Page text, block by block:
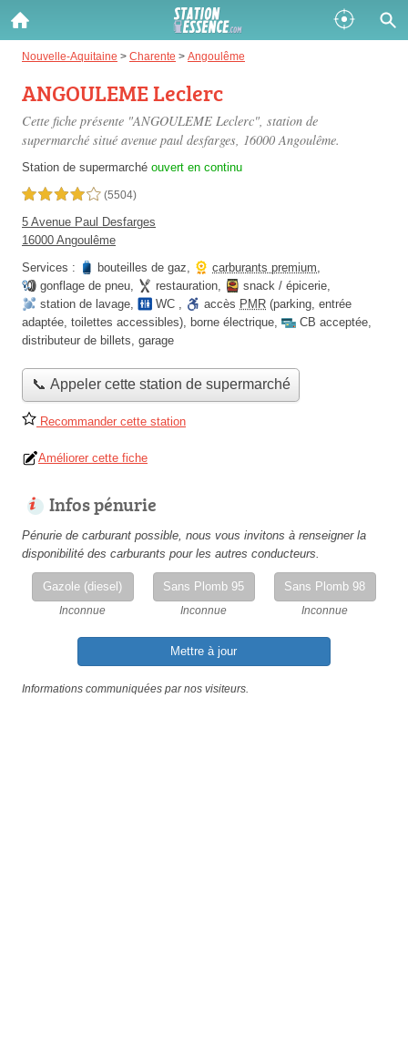
Nouvelle-Aquitaine > Charente > Angoulême
ANGOULEME Leclerc
Cette fiche présente "ANGOULEME Leclerc", station de
supermarché situé avenue paul desfarges, 16000 Angoulême.
Station de supermarché ouvert en continu
4,0 étoiles sur 5 (5504)
5 Avenue Paul Desfarges
16000 Angoulême
Services :
bouteilles de gaz, carburants premium,
gonflage de pneu, restauration, snack / épicerie,
station de lavage, WC , accès PMR (parking, entrée
adaptée, toilettes accessibles), borne électrique, CB acceptée,
distributeur de billets, garage
📞 Appeler cette station de supermarché
Recommander cette station
Améliorer cette fiche
Infos pénurie
Pénurie de carburant possible, nous vous invitons à renseigner la
disponibilité des carburants pour les autres conducteurs.
Gazole (diesel)
Inconnue
Sans Plomb 95
Inconnue
Sans Plomb 98
Inconnue
Mettre à jour
Informations communiquées par nos visiteurs.
Gazole :
Disponible
SP 98 :
Disponible
SP 95 :
Disponible